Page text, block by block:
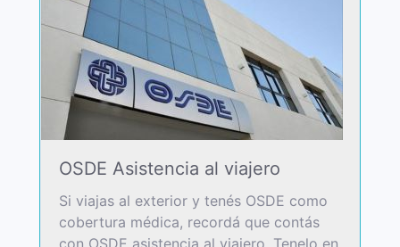
OSDE Asistencia al viajero
Si viajas al exterior y tenés OSDE como
cobertura médica, recordá que contás
con OSDE asistencia al viajero. Tenelo en